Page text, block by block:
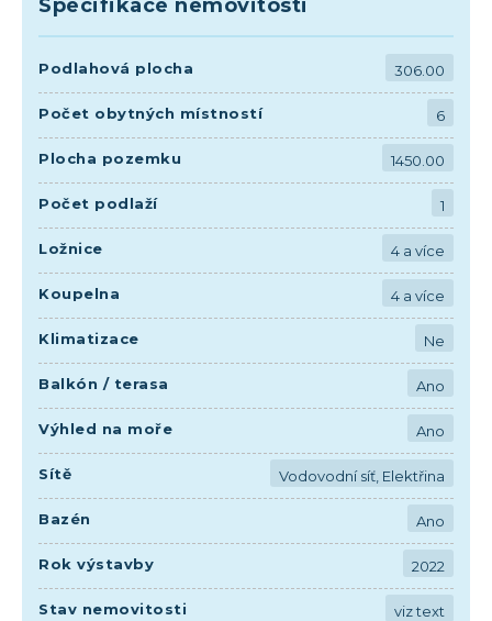
Specifikace nemovitosti
Podlahová plocha 306.00
Počet obytných místností 6
Plocha pozemku 1450.00
Počet podlaží 1
Ložnice 4 a více
Koupelna 4 a více
Klimatizace Ne
Balkón / terasa Ano
Výhled na moře Ano
Sítě Vodovodní síť, Elektřina
Bazén Ano
Rok výstavby 2022
Stav nemovitosti viz text